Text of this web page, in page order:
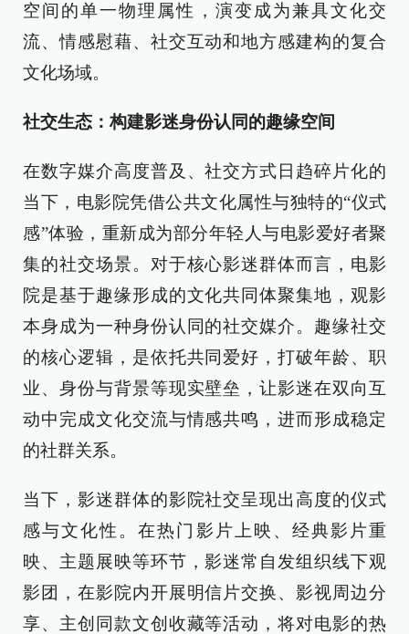
空间的单一物理属性，演变成为兼具文化交
流、情感慰藉、社交互动和地方感建构的复合
文化场域。
社交生态：构建影迷身份认同的趣缘空间
在数字媒介高度普及、社交方式日趋碎片化的
当下，电影院凭借公共文化属性与独特的“仪式
感”体验，重新成为部分年轻人与电影爱好者聚
集的社交场景。对于核心影迷群体而言，电影
院是基于趣缘形成的文化共同体聚集地，观影
本身成为一种身份认同的社交媒介。趣缘社交
的核心逻辑，是依托共同爱好，打破年龄、职
业、身份与背景等现实壁垒，让影迷在双向互
动中完成文化交流与情感共鸣，进而形成稳定
的社群关系。
当下，影迷群体的影院社交呈现出高度的仪式
感与文化性。在热门影片上映、经典影片重
映、主题展映等环节，影迷常自发组织线下观
影团，在影院内开展明信片交换、影视周边分
享、主创同款文创收藏等活动，将对电影的热